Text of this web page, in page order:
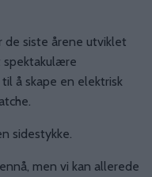
de siste årene utviklet
spektakulære
å skape en elektrisk
sidestykke.
men vi kan allerede